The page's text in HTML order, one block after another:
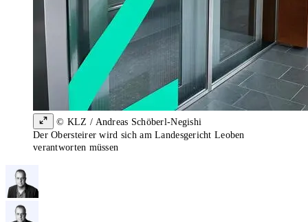
© KLZ / Andreas Schöberl-Negishi
Der Obersteirer wird sich am Landesgericht Leoben
verantworten müssen